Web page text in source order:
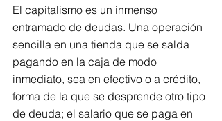
El capitalismo es un inmenso
entramado de deudas. Una operación
sencilla en una tienda que se salda
pagando en la caja de modo
inmediato, sea en efectivo o a crédito,
forma de la que se desprende otro tipo
de deuda; el salario que se paga en